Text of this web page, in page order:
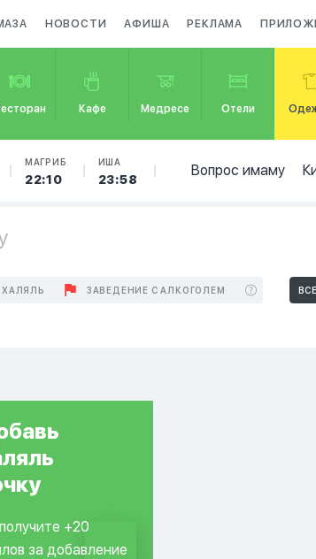
НОВОСТИ АФИША РЕКЛАМА
Кафе Медресе Отели
МАГРИБ
22:10
ИША
23:58
Вопрос имаму
ХАЛЯЛЬ ЗАВЕДЕНИЕ С АЛКОГОЛЕМ ВСЕ
+20
за добавление